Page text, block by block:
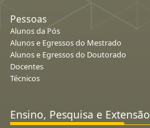
Pessoas
Alunos da Pós
Alunos e Egressos do Mestrado
Alunos e Egressos do Doutorado
Docentes
Técnicos
Ensino, Pesquisa e Extensão